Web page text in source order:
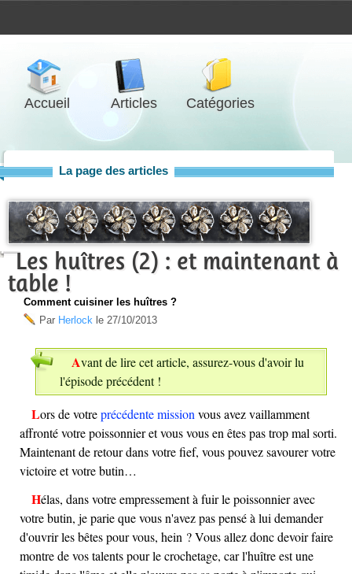
Accueil Articles Catégories
La page des articles
Les huîtres (2) : et maintenant à
table !
Comment cuisiner les huîtres ?
Par Herlock le 27/10/2013
Avant de lire cet article, assurez-vous d'avoir lu
l'épisode précédent !
Lors de votreprécédente mission vous avez vaillamment
affronté votre poissonnier et vous vous en êtes pas trop mal sorti.
Maintenant de retour dans votre fief, vous pouvez savourer votre
victoire et votre butin…
Hélas, dans votre empressement à fuir le poissonnier avec
votre butin, je parie que vous n'avez pas pensé à lui demander
d'ouvrir les bêtes pour vous, hein ? Vous allez donc devoir faire
montre de vos talents pour le crochetage, car l'huître est une